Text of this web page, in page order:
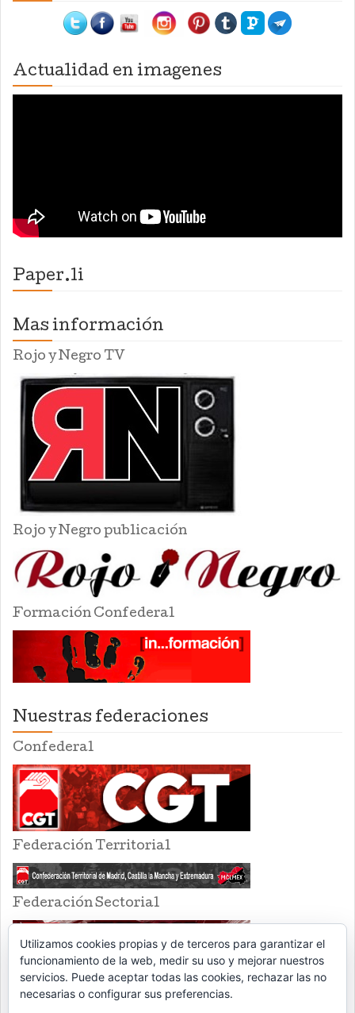
Actualidad en imagenes
Paper.li
Mas información
Rojo y Negro TV
Rojo y Negro publicación
Formación Confederal
Nuestras federaciones
Confederal
Federación Territorial
Federación Sectorial
Utilizamos cookies propias y de terceros para garantizar el
funcionamiento de la web, medir su uso y mejorar nuestros
servicios. Puede aceptar todas las cookies, rechazar las no
necesarias o configurar sus preferencias.